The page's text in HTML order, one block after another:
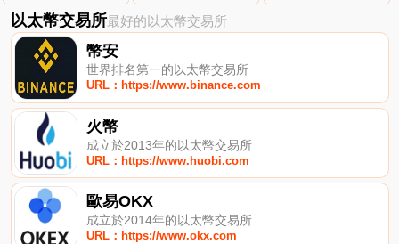
以太幣交易所最好的以太幣交易所
幣安
世界排名第一的以太幣交易所
URL：https://www.binance.com
火幣
成立於2013年的以太幣交易所
URL：https://www.huobi.com
歐易OKX
成立於2014年的以太幣交易所
URL：https://www.okx.com